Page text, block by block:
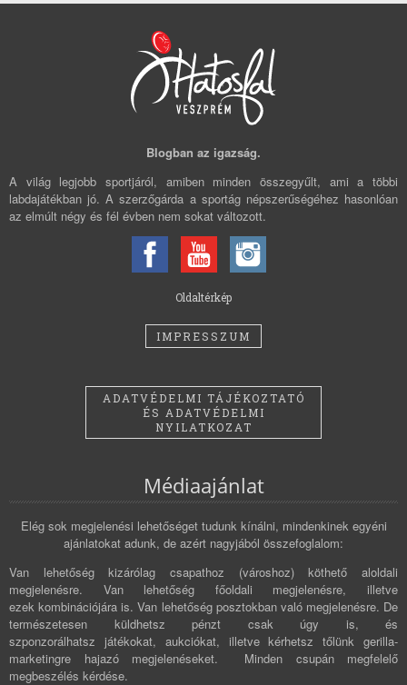
Blogban az igazság.
A világ legjobb sportjáról, amiben minden összegyűlt, ami a többi
labdajátékban jó. A szerzőgárda a sportág népszerűségéhez hasonlóan
az elmúlt négy és fél évben nem sokat változott.
Oldaltérkép
IMPRESSZUM
ADATVÉDELMI TÁJÉKOZTATÓ
ÉS ADATVÉDELMI
NYILATKOZAT
Médiaajánlat
Elég sok megjelenési lehetőséget tudunk kínálni, mindenkinek egyéni
ajánlatokat adunk, de azért nagyjából összefoglalom:
Van lehetőség kizárólag csapathoz (városhoz) köthető aloldali
megjelenésre. Van lehetőség főoldali megjelenésre, illetve
ezek kombinációjára is. Van lehetőség posztokban való megjelenésre. De
természetesen küldhetsz pénzt csak úgy is, és
szponzorálhatsz játékokat, aukciókat, illetve kérhetsz tőlünk gerilla-
marketingre hajazó megjelenéseket. Minden csupán megfelelő
megbeszélés kérdése.